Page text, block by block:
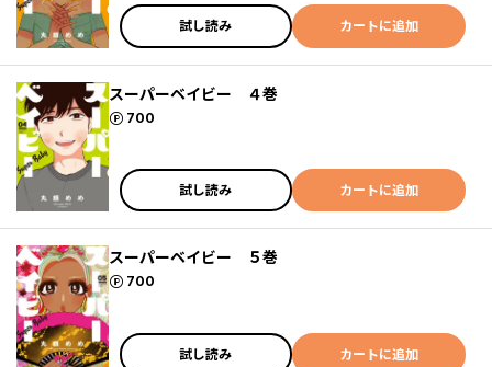
試し読み カートに追加
スーパーベイビー ４巻
700
ポイント
試し読み カートに追加
スーパーベイビー ５巻
700
ポイント
試し読み カートに追加